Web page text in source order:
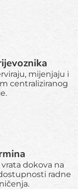
mijenjaju i
centraliziranog
dokova na
radne